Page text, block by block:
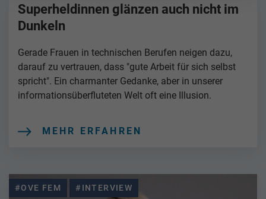
Superheldinnen glänzen auch nicht im
Dunkeln
Gerade Frauen in technischen Berufen neigen dazu,
darauf zu vertrauen, dass "gute Arbeit für sich selbst
spricht". Ein charmanter Gedanke, aber in unserer
informationsüberfluteten Welt oft eine Illusion.
MEHR ERFAHREN
#OVE FEM #INTERVIEW